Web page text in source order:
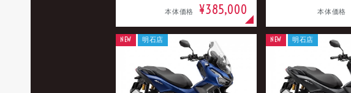
本体価格 ¥385,000 本体価格
NEW 明石店 NEW 明石店